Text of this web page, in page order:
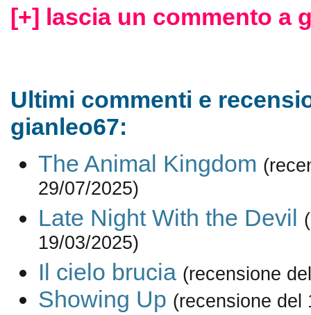
[+] lascia un commento a
Ultimi commenti e
gianleo67:
The Animal Kingdom
29/07/2025)
Late Night With the Devil
19/03/2025)
Il cielo brucia (recensione
Showing Up (recensione del